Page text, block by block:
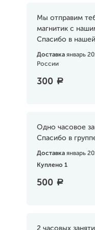
Мы отправим
магнитик с
Спасибо в нашей
Доставка январь
России
300 a
Одно часовое
Спасибо в
Доставка январь
Куплено 1
500 a
2 часовых